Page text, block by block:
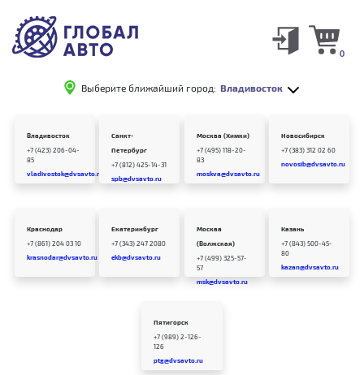
Выберите ближайший город: Владивосток
0
Владивосток
+7 (423) 206-04-
85
vladivostok@dvsavto.ru
Санкт-
Петербург
+7 (812) 425-14-31
spb@dvsavto.ru
Москва (Химки)
+7 (495) 118-20-
83
moskva@dvsavto.ru
Новосибирск
+7 (383) 312 02 60
novosib@dvsavto.ru
Краснодар
+7 (861) 204 03 10
krasnodar@dvsavto.ru
Екатеринбург
+7 (343) 247 2080
ekb@dvsavto.ru
Москва
(Волжская)
+7 (499) 325-57-
57
msk@dvsavto.ru
Казань
+7 (843) 500-45-
80
kazan@dvsavto.ru
Пятигорск
+7 (989) 2-126-
126
ptg@dvsavto.ru